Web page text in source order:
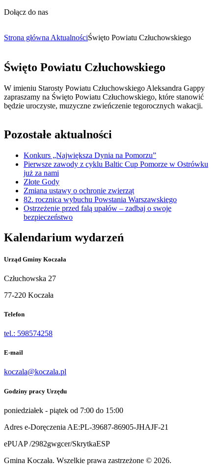
Dołącz do nas
Strona główna AktualnościŚwięto Powiatu Człuchowskiego
Święto Powiatu Człuchowskiego
W imieniu Starosty Powiatu Człuchowskiego Aleksandra Gappy
zapraszamy na Święto Powiatu Człuchowskiego, które stanowić
będzie uroczyste, muzyczne zwieńczenie tegorocznych wakacji.
Pozostałe aktualności
Konkurs „Największa Dynia na Pomorzu”
Pierwsze zawody z cyklu Baltic Cup Pomorze w Ostrówku
już za nami
Złote Gody
Zmiana ustawy o ochronie zwierząt
82. rocznica wybuchu Powstania Warszawskiego
Ostrzeżenie przed falą upałów – zadbaj o swoje
bezpieczeństwo
Kalendarium wydarzeń
Urząd Gminy Koczała
Człuchowska 27
77-220 Koczała
Telefon
tel.: 598574258
E-mail
koczala@koczala.pl
Godziny pracy Urzędu
poniedziałek - piątek od 7:00 do 15:00
Adres e-Doręczenia AE:PL-39687-86905-JHAJF-21
ePUAP /2982gwgcer/SkrytkaESP
Gmina Koczała. Wszelkie prawa zastrzeżone © 2026.